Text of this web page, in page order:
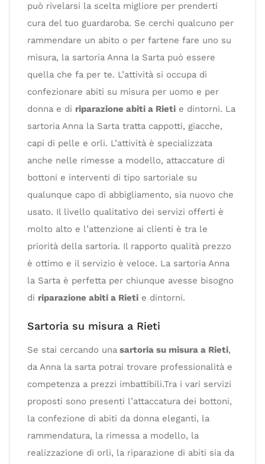
può rivelarsi la scelta migliore per prenderti
cura del tuo guardaroba. Se cerchi qualcuno per
rammendare un abito o per fartene fare uno su
misura, la sartoria Anna la Sarta può essere
quella che fa per te. L’attività si occupa di
confezionare abiti su misura per uomo e per
donna e di riparazione abiti a Rieti e dintorni. La
sartoria Anna la Sarta tratta cappotti, giacche,
capi di pelle e orli. L’attività è specializzata
anche nelle rimesse a modello, attaccature di
bottoni e interventi di tipo sartoriale su
qualunque capo di abbigliamento, sia nuovo che
usato. Il livello qualitativo dei servizi offerti è
molto alto e l’attenzione ai clienti è tra le
priorità della sartoria. Il rapporto qualità prezzo
è ottimo e il servizio è veloce. La sartoria Anna
la Sarta è perfetta per chiunque avesse bisogno
di riparazione abiti a Rieti e dintorni.
Sartoria su misura a Rieti
Se stai cercando una sartoria su misura a Rieti,
da Anna la sarta potrai trovare professionalità e
competenza a prezzi imbattibili.Tra i vari servizi
proposti sono presenti l’attaccatura dei bottoni,
la confezione di abiti da donna eleganti, la
rammendatura, la rimessa a modello, la
realizzazione di orli, la riparazione di abiti sia da